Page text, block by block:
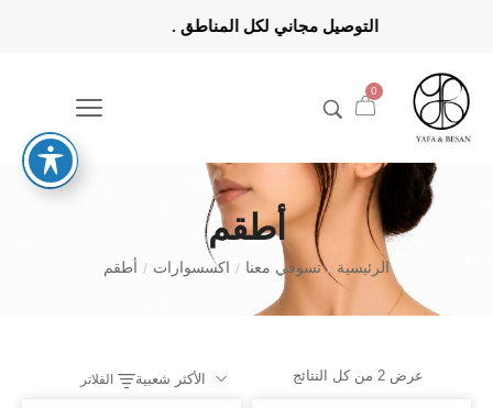
. التوصيل مجاني لكل
0
أطقم
الرئيسية / تسوقي معنا / اكسسوارات / أطقم
عرض ⁦2⁩ من كل النتائج الأكثر شعبية الفلاتر